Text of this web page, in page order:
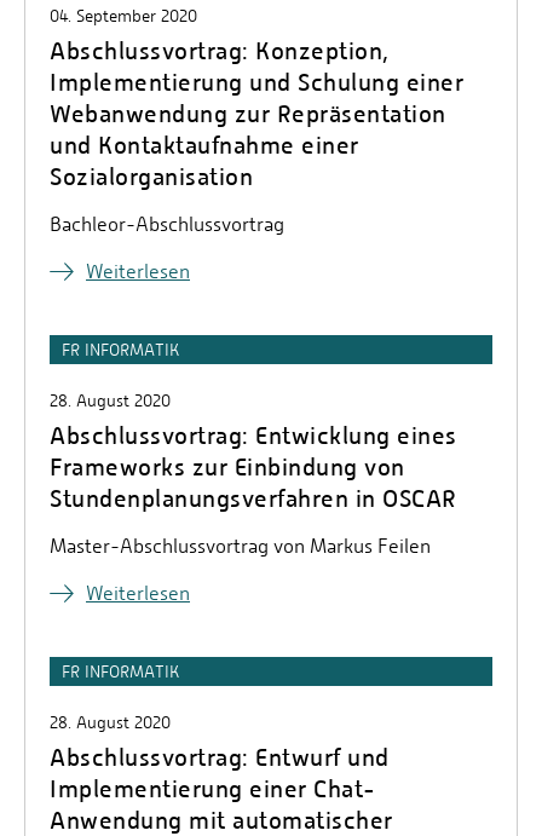
04. September 2020
Abschlussvortrag: Konzeption,
Implementierung und Schulung einer
Webanwendung zur Repräsentation
und Kontaktaufnahme einer
Sozialorganisation
Bachleor-Abschlussvortrag
Weiterlesen
FR INFORMATIK
28. August 2020
Abschlussvortrag: Entwicklung eines
Frameworks zur Einbindung von
Stundenplanungsverfahren in OSCAR
Master-Abschlussvortrag von Markus Feilen
Weiterlesen
FR INFORMATIK
28. August 2020
Abschlussvortrag: Entwurf und
Implementierung einer Chat-
Anwendung mit automatischer